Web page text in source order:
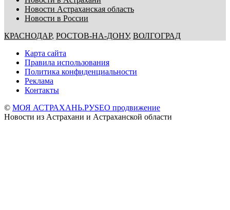
Новости Астраханская область
Новости в России
КРАСНОДАР, РОСТОВ-НА-ДОНУ, ВОЛГОГРАД
Карта сайта
Правила использования
Политика конфиденциальности
Реклама
Контакты
© МОЯ АСТРАХАНЬ.РУSEO продвижение
Новости из Астрахани и Астраханской области